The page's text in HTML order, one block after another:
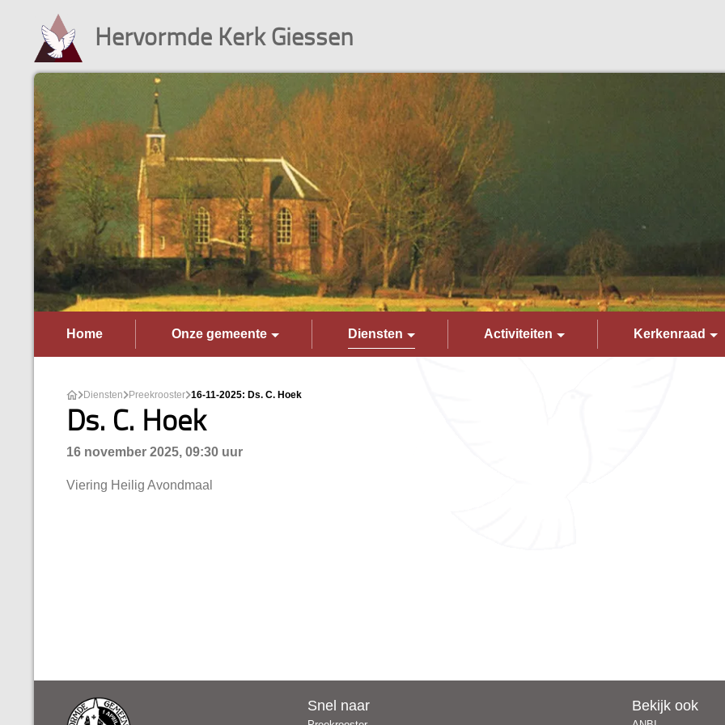
Hervormde Kerk Giessen
Home Onze gemeente Diensten Activiteiten Kerkenraad
Diensten Preekrooster 16-11-2025: Ds. C. Hoek
Ds. C. Hoek
16 november 2025, 09:30 uur
Viering Heilig Avondmaal
Snel naar Bekijk ook